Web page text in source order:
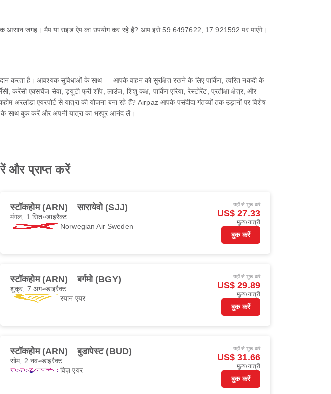
आसान जगह। मैप या राइड ऐप का उपयोग कर रहे हैं? आप इसे 59.6497622, 17.921592 पर पाएंगे।
करता है। आवश्यक सुविधाओं के साथ — आपके वाहन को सुरक्षित रखने के लिए पार्किंग, त्वरित नकदी के
एक्सचेंज सेवा, ड्यूटी फ्री शॉप, लाउंज, शिशु कक्ष, पार्किंग एरिया, रेस्टोरेंट, प्रतीक्षा क्षेत्र, और
अरलांडा एयरपोर्ट से यात्रा की योजना बना रहे हैं? Airpaz आपके पसंदीदा गंतव्यों तक उड़ानों पर विशेष
के साथ बुक करें और अपनी यात्रा का भरपूर आनंद लें।
और प्राप्त करें
स्टॉकहोम (ARN) सारायेवो (SJJ)
मंगल, 1 सित॰डाइरैक्ट
Norwegian Air Sweden
यहाँ से शुरू करें
US$ 27.33
मूल्य/यात्री
बुक करें
स्टॉकहोम (ARN) बर्गमो (BGY)
शुक्र, 7 अग॰डाइरैक्ट
रयान एयर
यहाँ से शुरू करें
US$ 29.89
मूल्य/यात्री
बुक करें
स्टॉकहोम (ARN) बुडापेस्ट (BUD)
सोम, 2 नव॰डाइरैक्ट
विज़ एयर
यहाँ से शुरू करें
US$ 31.66
मूल्य/यात्री
बुक करें